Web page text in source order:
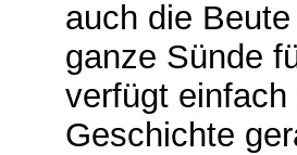
auch die
ganze Sünde
verfügt
Geschichte